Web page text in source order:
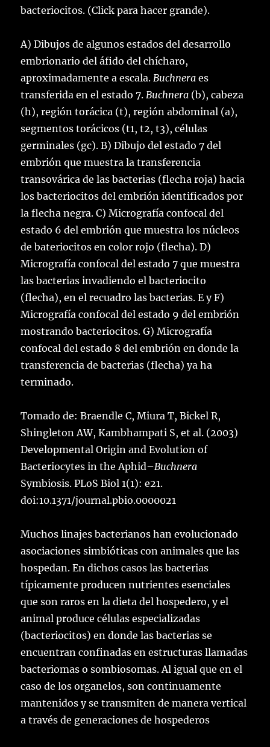
bacteriocitos. (Click para hacer grande).
A) Dibujos de algunos estados del desarrollo
embrionario del áfido del chícharo,
aproximadamente a escala. Buchneraes
transferida en el estado 7. Buchnera (b), cabeza
(h), región torácica (t), región abdominal (a),
segmentos torácicos (t1, t2, t3), células
germinales (gc). B) Dibujo del estado 7 del
embrión que muestra la transferencia
transovárica de las bacterias (flecha roja) hacia
los bacteriocitos del embrión identificados por
la flecha negra. C) Micrografía confocal del
estado 6 del embrión que muestra los núcleos
de bateriocitos en color rojo (flecha). D)
Micrografía confocal del estado 7 que muestra
las bacterias invadiendo el bacteriocito
(flecha), en el recuadro las bacterias. E y F)
Micrografía confocal del estado 9 del embrión
mostrando bacteriocitos. G) Micrografía
confocal del estado 8 del embrión en donde la
transferencia de bacterias (flecha) ya ha
terminado.
Tomado de: Braendle C, Miura T, Bickel R,
Shingleton AW, Kambhampati S, et al. (2003)
Developmental Origin and Evolution of
Bacteriocytes in the Aphid–Buchnera
Symbiosis. PLoS Biol 1(1): e21.
doi:10.1371/journal.pbio.0000021
Muchos linajes bacterianos han evolucionado
asociaciones simbióticas con animales que las
hospedan. En dichos casos las bacterias
típicamente producen nutrientes esenciales
que son raros en la dieta del hospedero, y el
animal produce células especializadas
(bacteriocitos) en donde las bacterias se
encuentran confinadas en estructuras llamadas
bacteriomas o sombiosomas. Al igual que en el
caso de los organelos, son continuamente
mantenidos y se transmiten de manera vertical
a través de generaciones de hospederos